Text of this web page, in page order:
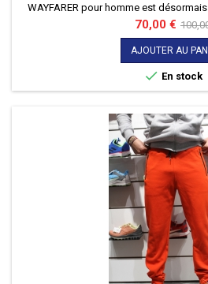
WAYFARER pour homme est
randonnée.
Prix
70,00 € Prix
de
base
AJOUTER AU
 En stock